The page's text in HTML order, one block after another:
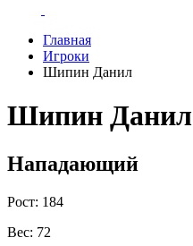
Главная
Игроки
Шипин Данил
Шипин Данил
Нападающий
Рост: 184
Вес: 72